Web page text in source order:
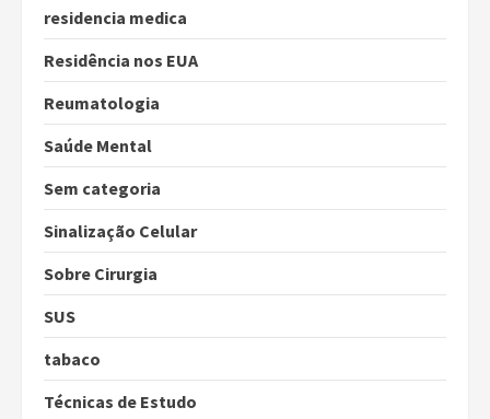
residencia medica
Residência nos EUA
Reumatologia
Saúde Mental
Sem categoria
Sinalização Celular
Sobre Cirurgia
SUS
tabaco
Técnicas de Estudo